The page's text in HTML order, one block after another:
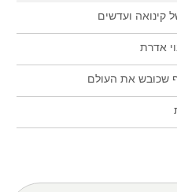
קינואה ועדשים
אדרת
שכובש את העולם